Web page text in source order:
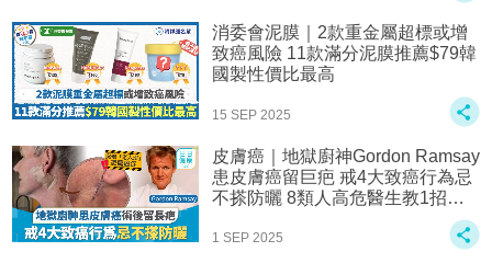
消委會泥膜｜2款重金屬超標或增
致癌風險 11款滿分泥膜推薦$79韓
國製性價比最高
15 SEP 2025
皮膚癌｜地獄廚神Gordon Ramsay
患皮膚癌留巨疤 戒4大致癌行為忌
不搽防曬 8類人高危醫生教1招自
1 SEP 2025